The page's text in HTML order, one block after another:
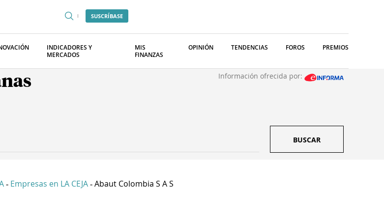
SUSCRÍBASE
INDICADORES Y
MERCADOS
MIS
FINANZAS
OPINIÓN TENDENCIAS FOROS PREMIOS
Información ofrecida por:
BUSCAR
- Empresas en LA CEJA - Abaut Colombia S A S